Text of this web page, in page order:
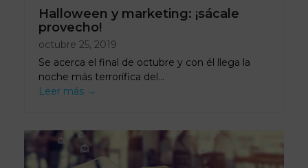
Halloween y marketing: ¡sácale
provecho!
octubre 25, 2019
Se acerca el final de octubre y con él llega la
noche más terrorífica del…
Leer más →